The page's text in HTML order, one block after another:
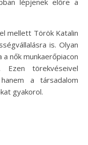
mellett Török Katalin
is. Olyan
nők munkaerőpiacon
Ezen törekvéseivel
a társadalom
gyakorol.